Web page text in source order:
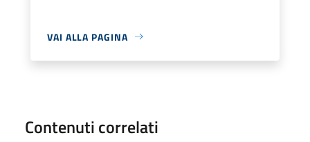
VAI ALLA PAGINA
Contenuti correlati